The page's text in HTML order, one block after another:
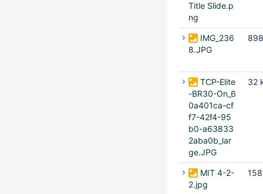
Title Slide.p
ng
IMG_236
8.JPG
TCP-Elite
-BR30-On_6
0a401ca-cf
f7-42f4-95
b0-a63833
2aba0b_lar
ge.JPG
32
MIT 4-2-
2.jpg